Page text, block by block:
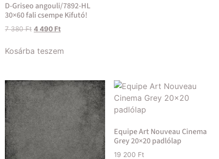
D-Griseo angouli/7892-HL
30×60 fali csempe Kifutó!
7 380Ft 4 490 Ft
Kosárba teszem
Equipe Art Nouveau Cinema
Grey 20×20 padlólap
19 200 Ft